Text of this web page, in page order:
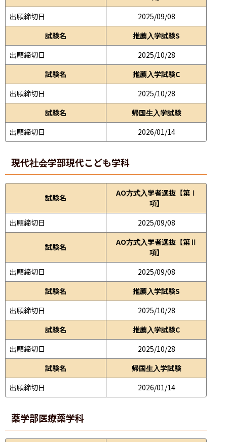
出願締切日
2025/09/08
試験名
推薦入学試験S
出願締切日
2025/10/28
試験名
推薦入学試験C
出願締切日
2025/10/28
試験名
帰国生入学試験
出願締切日
2026/01/14
現代社会学部現代こども学科
試験名
AO方式入学者選抜【第Ⅰ
項】
出願締切日
2025/09/08
試験名
AO方式入学者選抜【第Ⅱ
項】
出願締切日
2025/09/08
試験名
推薦入学試験S
出願締切日
2025/10/28
試験名
推薦入学試験C
出願締切日
2025/10/28
試験名
帰国生入学試験
出願締切日
2026/01/14
薬学部医療薬学科